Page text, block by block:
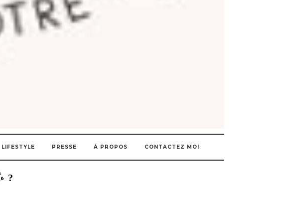
LIFESTYLE PRESSE À PROPOS CONTACTEZ MOI